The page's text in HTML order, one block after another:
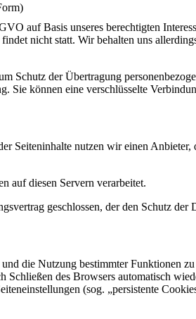
auf Basis unseres berechtigten
nicht statt. Wir behalten uns
Schutz der Übertragung
Sie können eine verschlüsselte
Seiteninhalte nutzen wir einen
auf diesen Servern verarbeitet.
geschlossen, der den Schutz
die Nutzung bestimmter Funktionen
Schließen des Browsers automatisch
(sog. „persistente